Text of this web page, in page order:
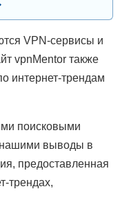
VPN-сервисы и
vpnMentor также
интернет-трендам
поисковыми
нашими выводы в
предоставленная
трендах,